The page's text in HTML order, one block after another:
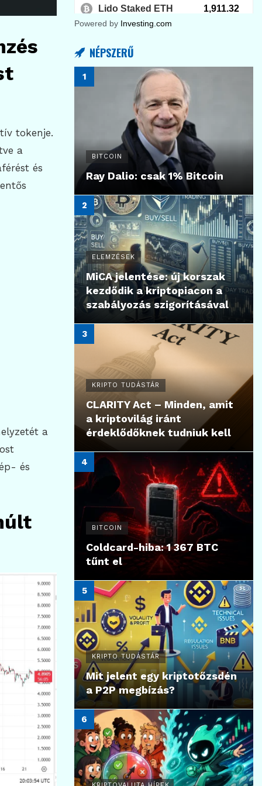
tokenje.
a
és
a
és
Powered by Investing.com
NÉPSZERŰ
BITCOIN
Ray Dalio: csak 1% Bitcoin
ELEMZÉSEK
MiCA jelentése: új korszak
kezdődik a kriptopiacon a
szabályozás szigorításával
KRIPTO TUDÁSTÁR
CLARITY Act – Minden, amit
a kriptovilág iránt
érdeklődőknek tudniuk kell
BITCOIN
Coldcard-hiba: 1 367 BTC
tűnt el
KRIPTO TUDÁSTÁR
Mit jelent egy kriptotőzsdén
a P2P megbízás?